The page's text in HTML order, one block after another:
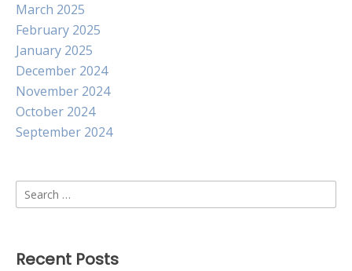
March 2025
February 2025
January 2025
December 2024
November 2024
October 2024
September 2024
Search
for:
Recent Posts